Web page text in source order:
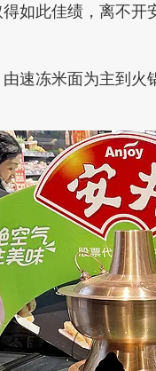
如此佳绩，离不开
由速冻米面为主到火